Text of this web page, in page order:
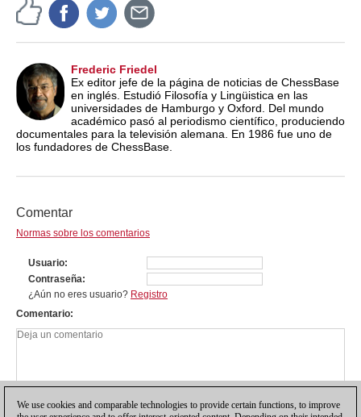
Frederic Friedel
Ex editor jefe de la página de noticias de ChessBase
en inglés. Estudió Filosofía y Lingüistica en las
universidades de Hamburgo y Oxford. Del mundo
académico pasó al periodismo científico, produciendo
documentales para la televisión alemana. En 1986 fue uno de
los fundadores de ChessBase.
Comentar
Normas sobre los comentarios
Usuario
Contraseña
¿Aún no eres usuario? Registro
Comentario
We use cookies and comparable technologies to provide certain functions, to improve